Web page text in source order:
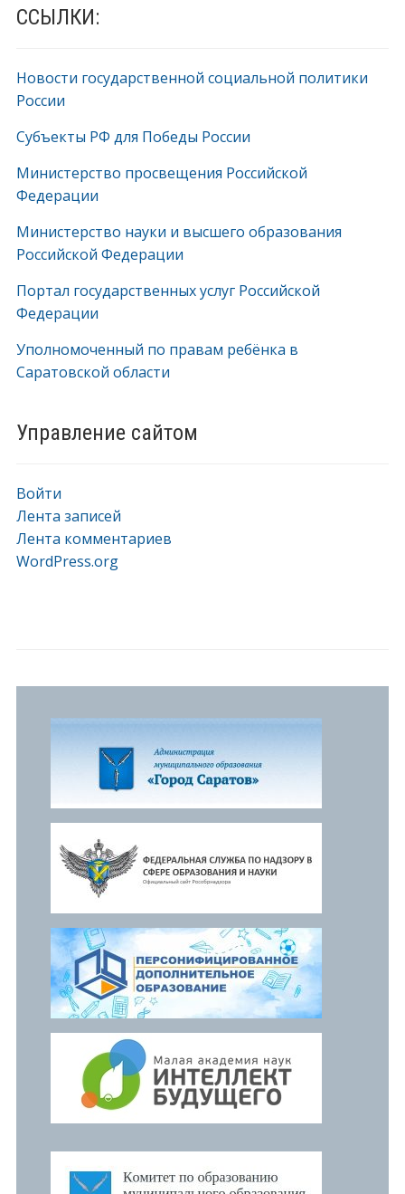
ССЫЛКИ:
Новости государственной социальной политики
России
Субъекты РФ для Победы России
Министерство просвещения Российской
Федерации
Министерство науки и высшего образования
Российской Федерации
Портал государственных услуг Российской
Федерации
Уполномоченный по правам ребёнка в
Саратовской области
Управление сайтом
Войти
Лента записей
Лента комментариев
WordPress.org